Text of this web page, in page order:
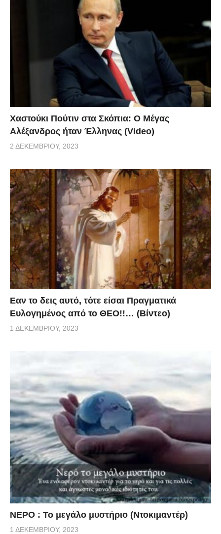
Χαστούκι Πούτιν στα Σκόπια: Ο Μέγας
Αλέξανδρος ήταν Έλληνας (Video)
2 ΔΕΚΕΜΒΡΊΟΥ, 2023
Eαν το δεις αυτό, τότε είσαι Πραγματικά
Ευλογημένος από το ΘΕΟ!!… (Βίντεο)
1 ΔΕΚΕΜΒΡΊΟΥ, 2023
ΝΕΡΟ : Το μεγάλο μυστήριο (Ντοκιμαντέρ)
1 ΔΕΚΕΜΒΡΊΟΥ, 2023